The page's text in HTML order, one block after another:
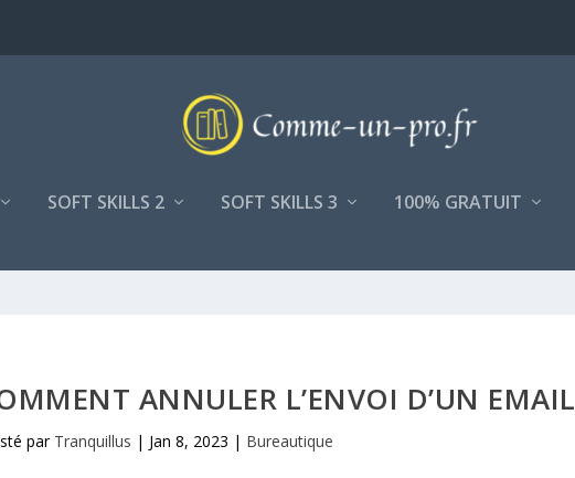
SOFT SKILLS 2 SOFT SKILLS 3 100% GRATUIT
ANNULER L’ENVOI D’UN EMAIL
par Tranquillus | Jan 8, 2023 | Bureautique